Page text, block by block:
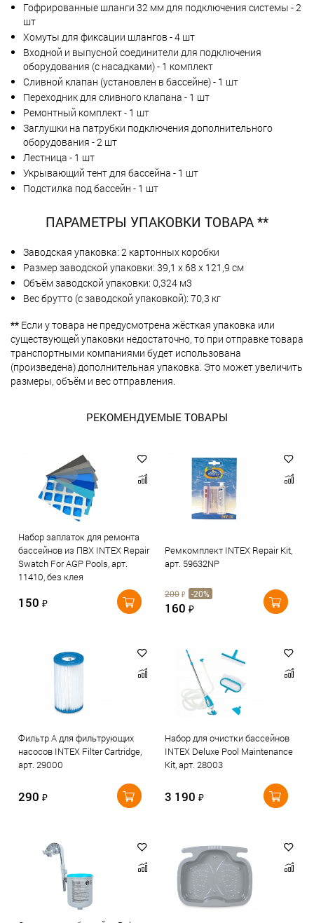
Гофрированные шланги 32 мм для подключения системы - 2
шт
Хомуты для фиксации шлангов - 4 шт
Входной и выпусной соединители для подключения
оборудования (с насадками) - 1 комплект
Сливной клапан (установлен в бассейне) - 1 шт
Переходник для сливного клапана - 1 шт
Ремонтный комплект - 1 шт
Заглушки на патрубки подключения дополнительного
оборудования - 2 шт
Лестница - 1 шт
Укрывающий тент для бассейна - 1 шт
Подстилка под бассейн - 1 шт
ПАРАМЕТРЫ УПАКОВКИ ТОВАРА **
Заводская упаковка: 2 картонных коробки
Размер заводской упаковки: 39,1 х 68 х 121,9 см
Объём заводской упаковки: 0,324 м3
Вес брутто (с заводской упаковкой): 70,3 кг
** Если у товара не предусмотрена жёсткая упаковка или
существующей упаковки недостаточно, то при отправке товара
транспортными компаниями будет использована
(произведена) дополнительная упаковка. Это может увеличить
размеры, объём и вес отправления.
РЕКОМЕНДУЕМЫЕ ТОВАРЫ
Набор заплаток для ремонта
бассейнов из ПВХ INTEX Repair
Swatch For AGP Pools, арт.
11410, без клея
150 ₽
Ремкомплект INTEX Repair Kit,
арт. 59632NP
200 ₽ -20%
160 ₽
Фильтр A для фильтрующих
насосов INTEX Filter Cartridge,
арт. 29000
290 ₽
Набор для очистки бассейнов
INTEX Deluxe Pool Maintenance
Kit, арт. 28003
3 190 ₽